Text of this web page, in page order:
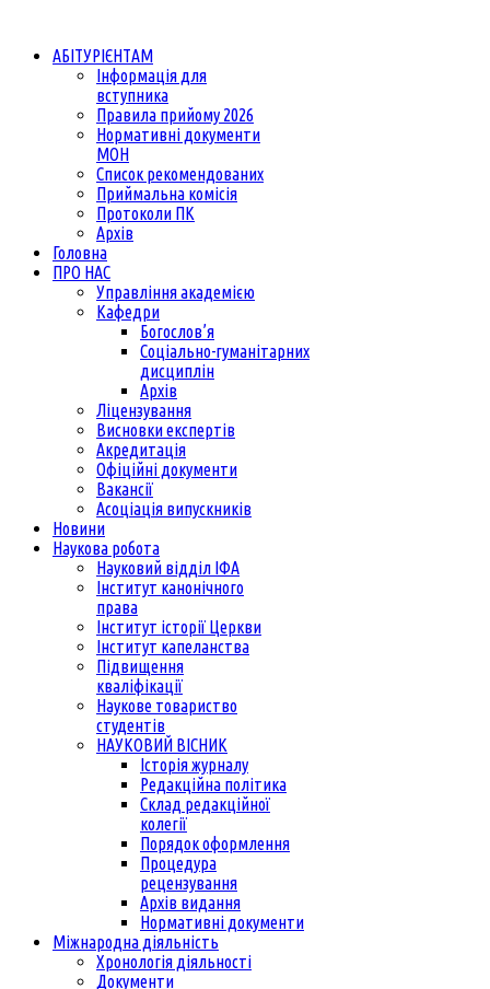
АБІТУРІЄНТАМ
Інформація для
вступника
Правила прийому 2026
Нормативні документи
МОН
Список рекомендованих
Приймальна комісія
Протоколи ПК
Архів
Головна
ПРО НАС
Управління академією
Кафедри
Богослов’я
Соціально-гуманітарних
дисциплін
Архів
Ліцензування
Висновки експертів
Акредитація
Офіційні документи
Вакансії
Асоціація випускників
Новини
Наукова робота
Науковий відділ ІФА
Інститут канонічного
права
Інститут історії Церкви
Інститут капеланства
Підвищення
кваліфікації
Наукове товариство
студентів
НАУКОВИЙ ВІСНИК
Історія журналу
Редакційна політика
Склад редакційної
колегії
Порядок оформлення
Процедура
рецензування
Архів видання
Нормативні документи
Міжнародна діяльність
Хронологія діяльності
Документи